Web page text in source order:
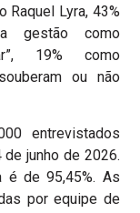
Raquel Lyra, 43%
gestão como
19% como
ou não
entrevistados
junho de 2026.
é de 95,45%. As
por equipe de